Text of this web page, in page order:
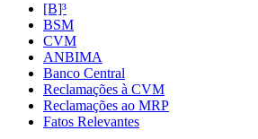
[B]³
BSM
CVM
ANBIMA
Banco Central
Reclamações à CVM
Reclamações ao MRP
Fatos Relevantes